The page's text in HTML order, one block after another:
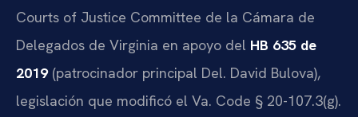
Courts of Justice Committee de la Cámara de
Delegados de Virginia en apoyo del HB 635 de
2019(patrocinador principal Del. David Bulova),
legislación que modificó el Va. Code § 20-107.3(g).